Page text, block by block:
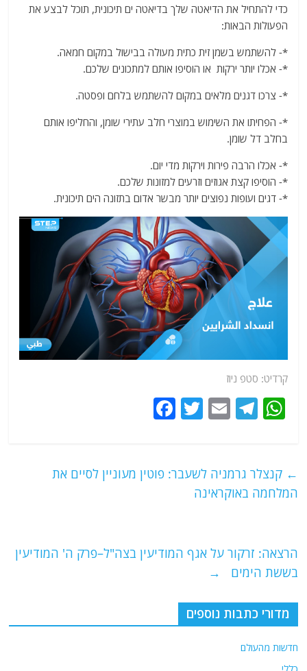
כדי להתחיל את הדיאטה שלך בדיאטה ים תיכונית, תוכל לבצע את
הפעולות הבאות:
*- להשתמש בשמן זית כתית מעולה בבישול במקום חמאה.
*- אכלו יותר ירקות או הוסיפו אותם למתכונים שלכם.
*- צרכו דגנים מלאים במקום להשתמש בלחם ופסטה.
*- הפחיתו את השימוש במוצרי חלב עתירי שומן, והחליפו אותם
בחלב דל שומן.
*- אכלו הרבה פירות וירקות מדי יום.
*- הוסיפו קצת אגוזים וזרעים למזונות שלכם.
*- דגים ועופות נפוצים יותר מבשר אדום בתזונה הים תיכונית.
קרדיט: סטפ ניוז
W
s
A
T
g
ra
E
l
T
er
e
k
← קנצלר גרמניה לשעבר: פוטין מעוניין לסיים את
המלחמה באוקראינה
הרצאה: זרקור על אגף המודיעין בצה"ל–פרק ה' המודיעין
בששת הימים
→
מדורי כתבות נוספים
חדשות מהעולם